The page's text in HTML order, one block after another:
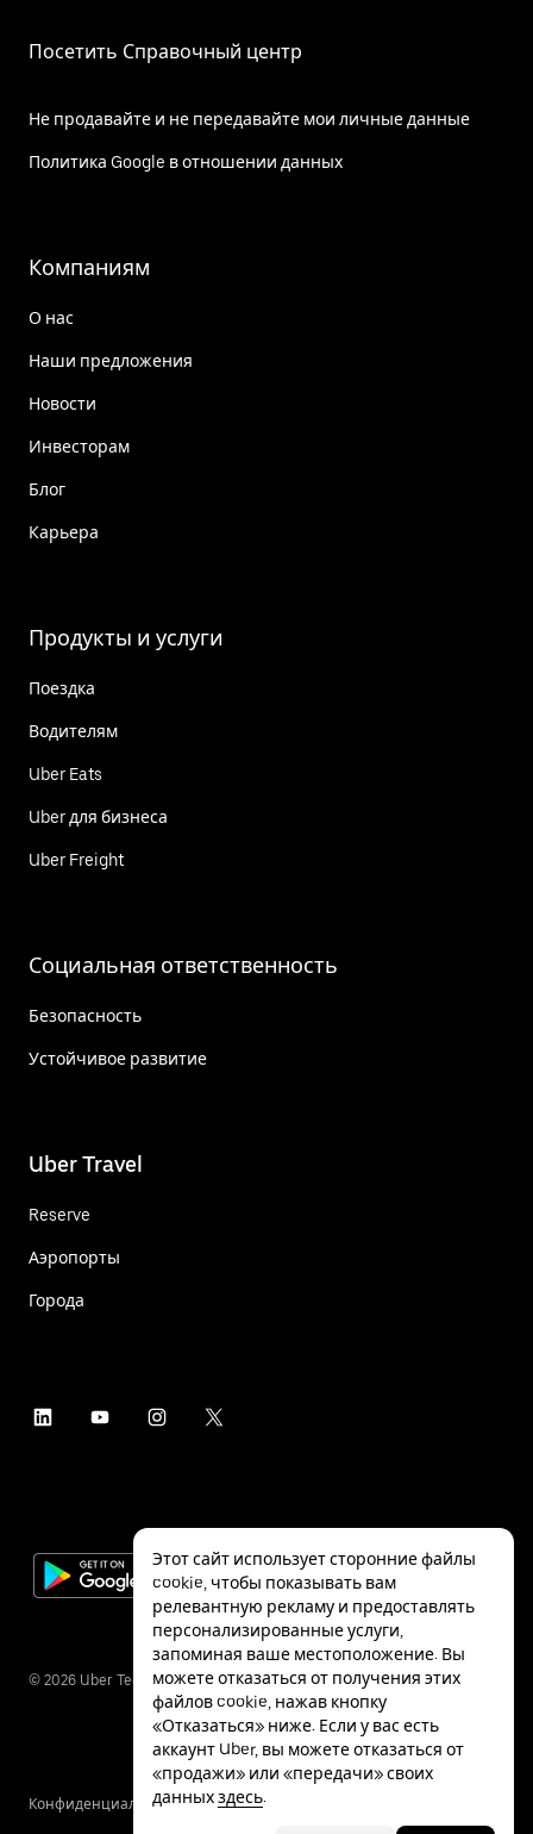
Посетить Справочный центр
Не продавайте и не передавайте мои личные данные
Политика Google в отношении данных
Компаниям
О нас
Наши предложения
Новости
Инвесторам
Блог
Карьера
Продукты и услуги
Поездка
Водителям
Uber Eats
Uber для бизнеса
Uber Freight
Социальная ответственность
Безопасность
Устойчивое развитие
Uber Travel
Reserve
Аэропорты
Города
© 2026 Uber Technologies Inc.
КонфиденциальностьСпециальные
Этот сайт использует сторонние файлы
cookie, чтобы показывать вам
релевантную рекламу и предоставлять
персонализированные услуги,
запоминая ваше местоположение. Вы
можете отказаться от получения этих
файлов cookie, нажав кнопку
«Отказаться» ниже. Если у вас есть
аккаунт Uber, вы можете отказаться от
«продажи» или «передачи» своих
данныхздесь.